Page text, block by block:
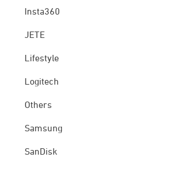
Insta360
JETE
Lifestyle
Logitech
Others
Samsung
SanDisk